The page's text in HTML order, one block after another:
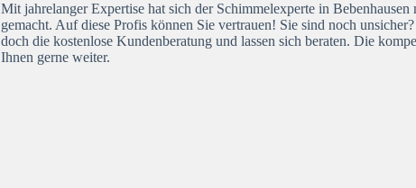
Mit jahrelanger Expertise hat sich der Schimmelexperte in
gemacht. Auf diese Profis können Sie vertrauen! Sie sind noch
doch die kostenlose Kundenberatung und lassen sich beraten. Die
Ihnen gerne weiter.